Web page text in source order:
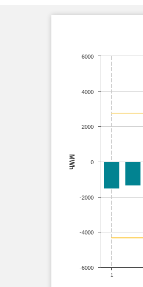
MWh
1
-6000
-4000
-2000
0
2000
4000
6000